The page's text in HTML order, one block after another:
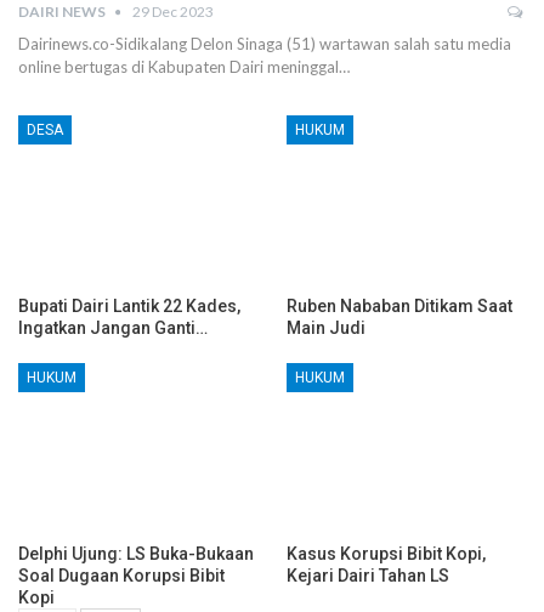
DAIRI NEWS 29 Dec 2023
Dairinews.co-Sidikalang Delon Sinaga (51) wartawan salah satu media
online bertugas di Kabupaten Dairi meninggal…
DESA
Bupati Dairi Lantik 22 Kades,
Ingatkan Jangan Ganti…
HUKUM
Ruben Nababan Ditikam Saat
Main Judi
HUKUM
Delphi Ujung: LS Buka-Bukaan
Soal Dugaan Korupsi Bibit
Kopi
HUKUM
Kasus Korupsi Bibit Kopi,
Kejari Dairi Tahan LS